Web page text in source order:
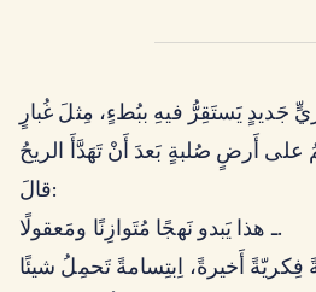
جَديدٍ يَستَقِرُّ فيهِ ببُطءٍ، مِثلَ غُبارٍ
قالَ:
ـ هذا يَبدو نَهجًا مُتَوازِنًا ومَعقولًا.
فِكريّةً أَخيرةً، اِبتِسامةً تَحمِلُ شيئًا